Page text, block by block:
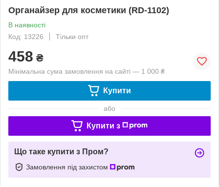
Органайзер для косметики (RD-1102)
В наявності
Код: 13226
Тільки опт
458 ₴
Мінімальна сума замовлення на сайті — 1 000 ₴
Купити
або
Купити з
Що таке купити з Пром?
Замовлення під захистом